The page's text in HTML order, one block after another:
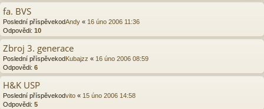
fa. BVS
Poslední příspěvekodAndy « 16 úno 2006 11:36
Odpovědi: 10
Zbroj 3. generace
Poslední příspěvekodKubajzz « 16 úno 2006 08:59
Odpovědi: 6
H&K USP
Poslední příspěvekodvito « 15 úno 2006 14:58
Odpovědi: 5